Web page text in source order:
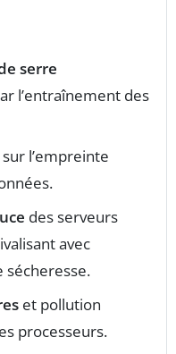
serre
l’entraînement des
sur l’empreinte
des serveurs
avec
sécheresse.
et pollution
processeurs.